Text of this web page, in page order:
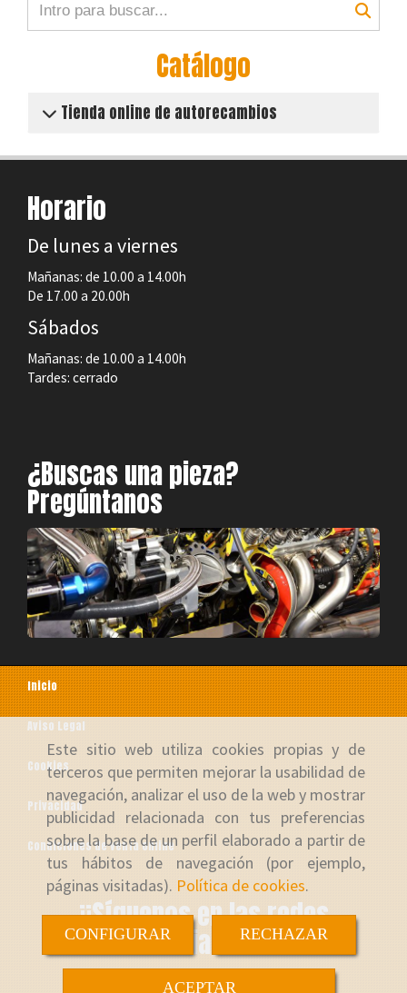
Este sitio web utiliza cookies propias y de
terceros que permiten mejorar la usabilidad de
navegación, analizar el uso de la web y mostrar
publicidad relacionada con tus preferencias
sobre la base de un perfil elaborado a partir de
tus hábitos de navegación (por ejemplo,
páginas visitadas). Política de cookies.
CONFIGURAR RECHAZAR
ACEPTAR
Catálogo
Tienda online de autorecambios
Horario
De lunes a viernes
Mañanas: de 10.00 a 14.00h
De 17.00 a 20.00h
Sábados
Mañanas: de 10.00 a 14.00h
Tardes: cerrado
¿Buscas una pieza?
Pregúntanos
Inicio
Aviso Legal
Cookies
Privacidad
Condiciones de venta online
¡¡Síguenos en las redes
sociales!!